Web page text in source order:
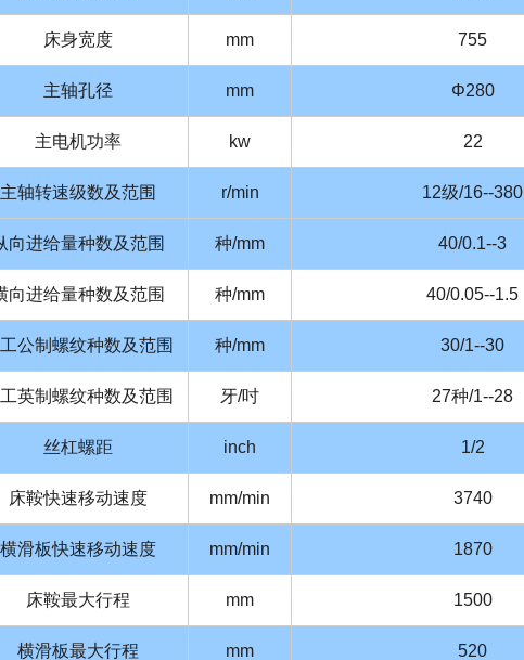
床身宽度 mm 755
主轴孔径 mm Φ280
主电机功率 kw 22
主轴转速级数及范围 r/min 12级/16--380
向进给量种数及范围 种/mm 40/0.1--3
向进给量种数及范围 种/mm 40/0.05--1.5
公制螺纹种数及范围 种/mm 30/1--30
英制螺纹种数及范围 牙/吋 27种/1--28
丝杠螺距 inch 1/2
床鞍快速移动速度 mm/min 3740
横滑板快速移动速度 mm/min 1870
床鞍最大行程 mm 1500
横滑板最大行程 mm 520